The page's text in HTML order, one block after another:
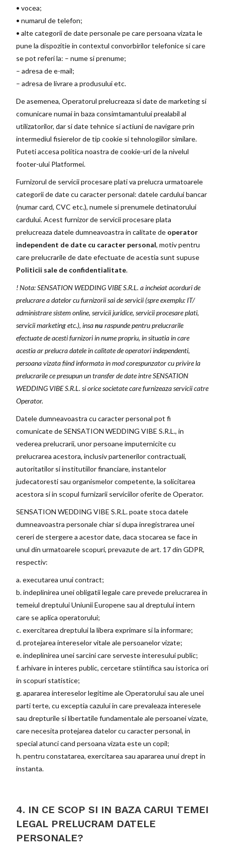
• vocea;
• numarul de telefon;
• alte categorii de date personale pe care persoana vizata le
pune la dispozitie in contextul convorbirilor telefonice si care
se pot referi la: – nume si prenume;
– adresa de e-mail;
– adresa de livrare a produsului etc.
De asemenea, Operatorul prelucreaza si date de marketing si
comunicare numai in baza consimtamantului prealabil al
utilizatorilor, dar si date tehnice si actiuni de navigare prin
intermediul fisierelor de tip cookie si tehnologiilor similare.
Puteti accesa politica noastra de cookie-uri de la nivelul
footer-ului Platformei.
Furnizorul de servicii procesare plati va prelucra urmatoarele
categorii de date cu caracter personal: datele cardului bancar
(numar card, CVC etc.), numele si prenumele detinatorului
cardului. Acest furnizor de servicii procesare plata
prelucreaza datele dumneavoastra in calitate de operator
independent de date cu caracter personal, motiv pentru
care prelucrarile de date efectuate de acestia sunt supuse
Politicii sale de confidentialitate.
! Nota: SENSATION WEDDING VIBE S.R.L. a incheiat acorduri de
prelucrare a datelor cu furnizorii sai de servicii (spre exemplu: IT/
administrare sistem online, servicii juridice, servicii procesare plati,
servicii marketing etc.), insanuraspunde pentru prelucrarile
efectuate de acesti furnizori in nume propriu, in situatia in care
acestia ar prelucra datele in calitate de operatori independenti,
persoana vizata fiind informata in mod corespunzator cu privire la
prelucrarile ce presupun un transfer de date intre SENSATION
WEDDING VIBE S.R.L. si orice societate care furnizeaza servicii catre
Operator.
Datele dumneavoastra cu caracter personal pot fi
comunicate de SENSATION WEDDING VIBE S.R.L., in
vederea prelucrarii, unor persoane imputernicite cu
prelucrarea acestora, inclusiv partenerilor contractuali,
autoritatilor si institutiilor financiare, instantelor
judecatoresti sau organismelor competente, la solicitarea
acestora si in scopul furnizarii serviciilor oferite de Operator.
SENSATION WEDDING VIBE S.R.L. poate stoca datele
dumneavoastra personale chiar si dupa inregistrarea unei
cereri de stergere a acestor date, daca stocarea se face in
unul din urmatoarele scopuri, prevazute de art. 17 din GDPR,
respectiv:
a. executarea unui contract;
b. indeplinirea unei obligatii legale care prevede prelucrarea in
temeiul dreptului Uniunii Europene sau al dreptului intern
care se aplica operatorului;
c. exercitarea dreptului la libera exprimare si la informare;
d. protejarea intereselor vitale ale persoanelor vizate;
e. indeplinirea unei sarcini care serveste interesului public;
f. arhivare in interes public, cercetare stiintifica sau istorica ori
in scopuri statistice;
g. apararea intereselor legitime ale Operatorului sau ale unei
parti terte, cu exceptia cazului in care prevaleaza interesele
sau drepturile si libertatile fundamentale ale persoanei vizate,
care necesita protejarea datelor cu caracter personal, in
special atunci cand persoana vizata este un copil;
h. pentru constatarea, exercitarea sau apararea unui drept in
instanta.
4. IN CE SCOP SI IN BAZA CARUI TEMEI
LEGAL PRELUCRAM DATELE
PERSONALE?